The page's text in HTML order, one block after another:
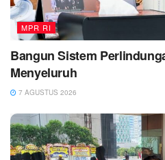
MPR RI
Bangun Sistem
Menyeluruh
7 AGUSTUS 2026